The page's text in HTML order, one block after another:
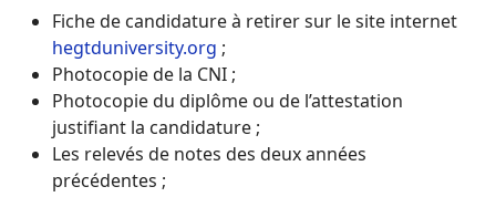
Fiche de candidature à retirer sur le site internet
hegtduniversity.org ;
Photocopie de la CNI ;
Photocopie du diplôme ou de l’attestation
justifiant la candidature ;
Les relevés de notes des deux années
précédentes ;